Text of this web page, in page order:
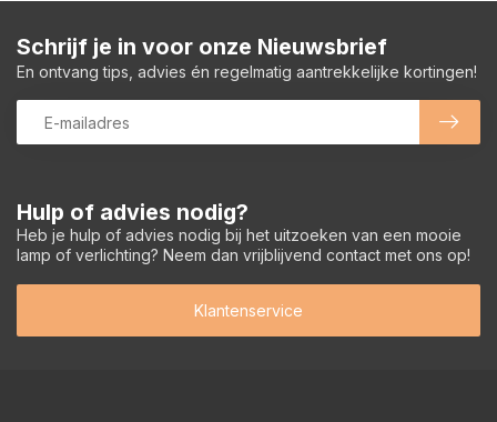
Hulp of advies nodig?
Heb je hulp of advies nodig bij het uitzoeken van een mooie
lamp of verlichting? Neem dan vrijblijvend contact met ons op!
Klantenservice
Schrijf je in voor onze Nieuwsbrief
En ontvang tips, advies én regelmatig aantrekkelijke kortingen!